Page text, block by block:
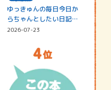
ゆっきゅんの毎日今日か
らちゃんとしたい日記
☆202…
2026-07-23